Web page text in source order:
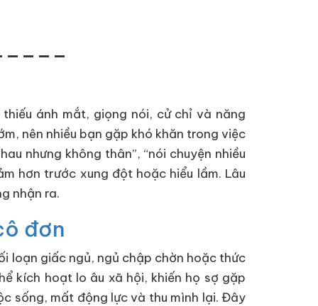
ánh mắt, giọng nói, cử chỉ và năng
nên nhiều bạn gặp khó khăn trong việc
nhưng không thân”, “nói chuyện nhiều
hơn trước xung đột hoặc hiểu lầm. Lâu
nhận ra.
đơn
loạn giấc ngủ, ngủ chập chờn hoặc thức
kích hoạt lo âu xã hội, khiến họ sợ gặp
sống, mất động lực và thu mình lại. Đây